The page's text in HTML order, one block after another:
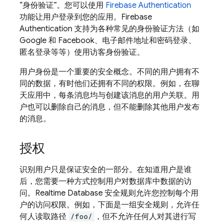
“身份验证”。您可以使用 Firebase Authentication
功能让用户登录到您的应用。Firebase
Authentication 支持为各种常见的身份验证方法（如
Google 和 Facebook、电子邮件地址和密码登录、
匿名登录等等）使用访客身份验证。
用户身份是一个重要的安全概念。不同的用户拥有不
同的数据，有时他们还拥有不同的权限。例如，在聊
天应用中，每条消息均与创建该消息的用户关联。用
户也可以删除自己的消息，但不能删除其他用户发布
的消息。
授权
识别用户只是保证安全的一部分。在知道用户是谁
后，您需要一种方式控制用户对数据库中数据的访
问。Realtime Database 安全规则允许您控制每个用
户的访问权限。例如，下面是一组安全规则，允许任
何人读取路径 /foo/
，但不允许任何人对其进行写